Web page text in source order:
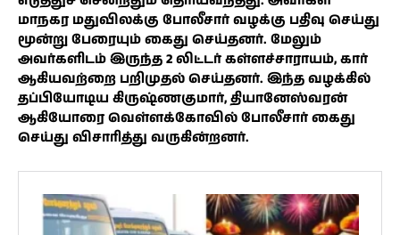
மாநகர மதுவிலக்கு போலீசார் வழக்கு பதிவு செய்து
மூன்று பேரையும் கைது செய்தனர். மேலும்
அவர்களிடம் இருந்த 2 லிட்டர் கள்ளச்சாராயம், கார்
ஆகியவற்றை பறிமுதல் செய்தனர். இந்த வழக்கில்
தப்பியோடிய கிருஷ்ணகுமார், தியானேஸ்வரன்
ஆகியோரை வெள்ளக்கோவில் போலீசார் கைது
செய்து விசாரித்து வருகின்றனர்.